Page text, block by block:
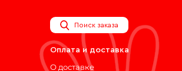
Поиск заказа
Оплата и доставка
О доставке